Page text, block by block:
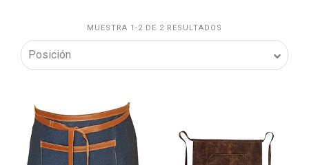
MUESTRA 1-2 DE 2 RESULTADOS